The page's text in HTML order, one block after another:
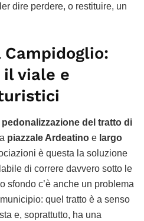
dire perdere, o restituire, un
il viale e
pedonalizzazione del tratto di
piazzale Ardeatino e largo
è questa la soluzione
di correre davvero sotto le
sfondo c’è anche un problema
quel tratto è a senso
e, soprattutto, ha una